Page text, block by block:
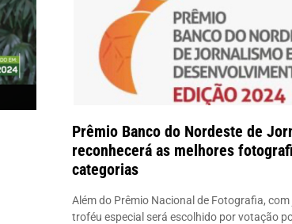
Prêmio Banco do Nordeste de
reconhecerá as melhores
categorias
Além do Prêmio Nacional de Fotografia,
troféu especial será escolhido por votação